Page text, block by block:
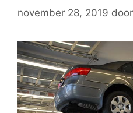
november 28, 2019 door